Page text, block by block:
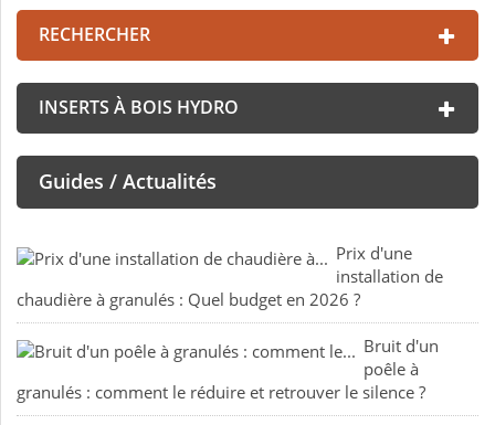
RECHERCHER
INSERTS À BOIS HYDRO
Guides / Actualités
Prix d'une
installation de
chaudière à granulés : Quel budget en 2026 ?
Bruit d'un
poêle à
granulés : comment le réduire et retrouver le silence ?